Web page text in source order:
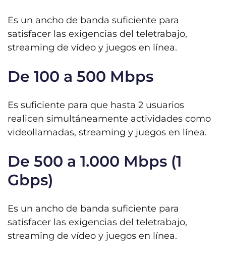
Es un ancho de banda suficiente para
satisfacer las exigencias del teletrabajo,
streaming de vídeo y juegos en línea.
De 100 a 500 Mbps
Es suficiente para que hasta 2 usuarios
realicen simultáneamente actividades como
videollamadas, streaming y juegos en línea.
De 500 a 1.000 Mbps (1
Gbps)
Es un ancho de banda suficiente para
satisfacer las exigencias del teletrabajo,
streaming de vídeo y juegos en línea.